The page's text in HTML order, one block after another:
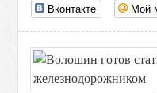
Вконтакте Мой